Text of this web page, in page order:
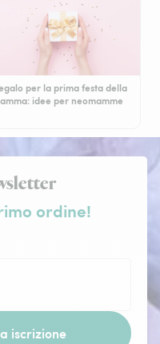
per la prima festa della
idee per neomamme
ordine!
iscrizione